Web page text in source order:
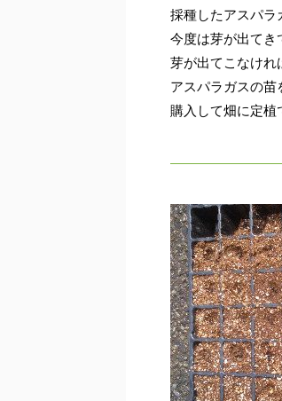
採種したアスパラ
今度は芽が出てき
芽が出てこなけれ
アスパラガスの苗
購入して畑に定植